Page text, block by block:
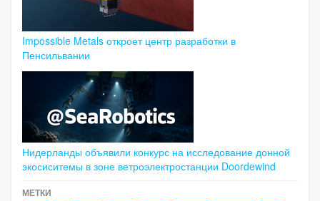
Impossible Metals откроет центр разработки в
Пенсильвании
Нидерланды объявили конкурс на исследование донной
экосиситемы в зоне ветроэлектростанции Doordewind
МЕТКИ